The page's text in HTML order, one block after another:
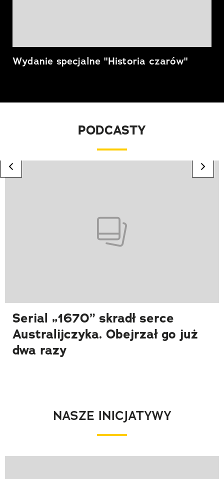
Wydanie specjalne "Historia czarów"
PODCASTY
Pokazywanie elementu 1 z 10
previous element
Serial „1670” skradł serce
Australijczyka. Obejrzał go już
dwa razy
next
NASZE INICJATYWY